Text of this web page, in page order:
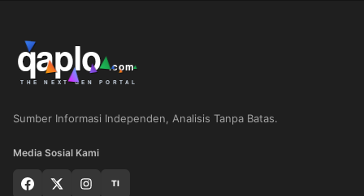
Sumber Informasi Independen, Analisis Tanpa Batas.
Media Sosial Kami
TI